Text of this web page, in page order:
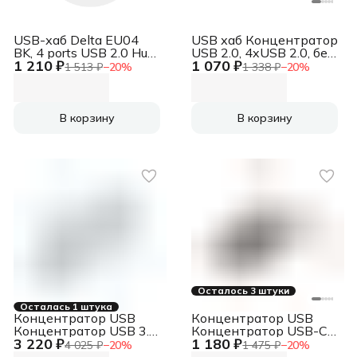
1 210 ₽1 513 ₽−20%
USB-хаб Delta EU04
BK, 4 ports USB 2.0 Hub
Delta EU04 BK, 4 ports
В корзину
1 070 ₽1 338 ₽−20%
USB хаб Концентратор
USB 2.0, 4xUSB 2.0, без
адаптера питания в
адаптера питания в
В корзину
Осталась 1 штука
3 220 ₽4 025 ₽−20%
Концентратор USB
Концентратор USB 3.0,
7xUSB 3.0, режим
Осталось 3 штуки
1 180 ₽1 475 ₽−20%
Концентратор USB
Концентратор USB-C,
2xUSB 3.0, 2xUSB-C